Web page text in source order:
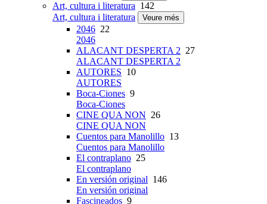
Art, cultura i literatura 142
Art, cultura i literatura
Veure més
2046 22
2046
ALACANT DESPERTA 2 27
ALACANT DESPERTA 2
AUTORES 10
AUTORES
Boca-Ciones 9
Boca-Ciones
CINE QUA NON 26
CINE QUA NON
Cuentos para Manolillo 13
Cuentos para Manolillo
El contraplano 25
El contraplano
En versión original 146
En versión original
Fascineados 9